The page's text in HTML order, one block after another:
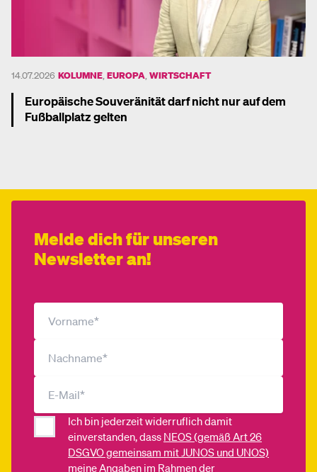
14.07.2026 KOLUMNE EUROPA WIRTSCHAFT
Europäische Souveränität darf nicht nur auf dem
Fußballplatz gelten
Melde dich für unseren
Newsletter an!
Ich bin jederzeit widerruflich damit
einverstanden, dass NEOS (gemäß Art 26
DSGVO gemeinsam mit JUNOS und UNOS)
meine Angaben im Rahmen der